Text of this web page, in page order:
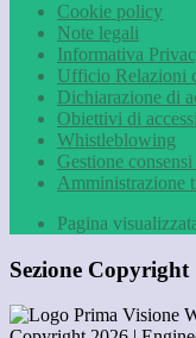
Cookie policy
Note legali
Informativa
Ufficio Relazioni
Dichiarazione di
Obiettivi di
Whistleblowing
Gestione
Amministrazione
Pagina
Sezione Copyright